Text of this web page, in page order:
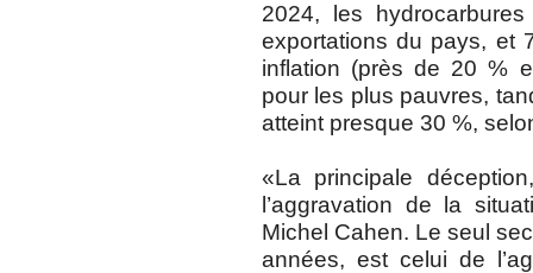
2024, les
exportations du pays, et
inflation (près de 20 %
pour les plus pauvres,
atteint presque 30 %,
«La principale
l’aggravation de la
Michel Cahen. Le seul
années, est celui de